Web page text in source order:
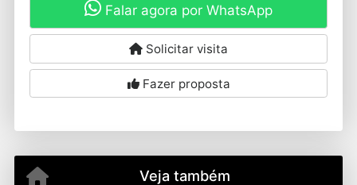
Falar agora por WhatsApp
Solicitar visita
Fazer proposta
Veja também